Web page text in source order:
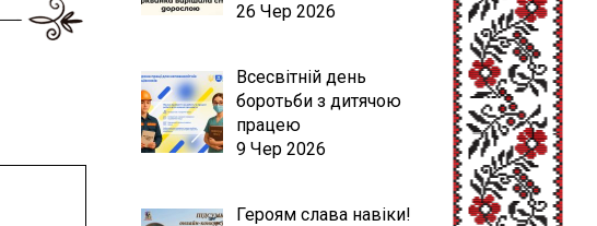
26 Чер 2026
Всесвітній день
боротьби з дитячою
працею
9 Чер 2026
Героям слава навіки!